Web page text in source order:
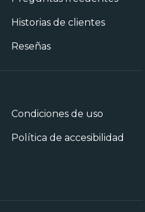
Historias de clientes
Reseñas
Condiciones de uso
Política de accesibilidad